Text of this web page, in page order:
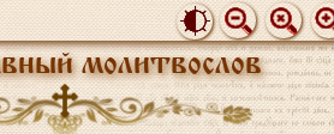
молитвослов